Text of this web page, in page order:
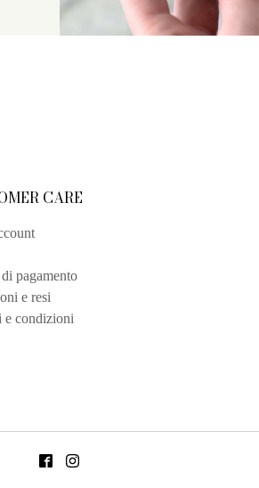
CARE
pagamento
e resi
e condizioni